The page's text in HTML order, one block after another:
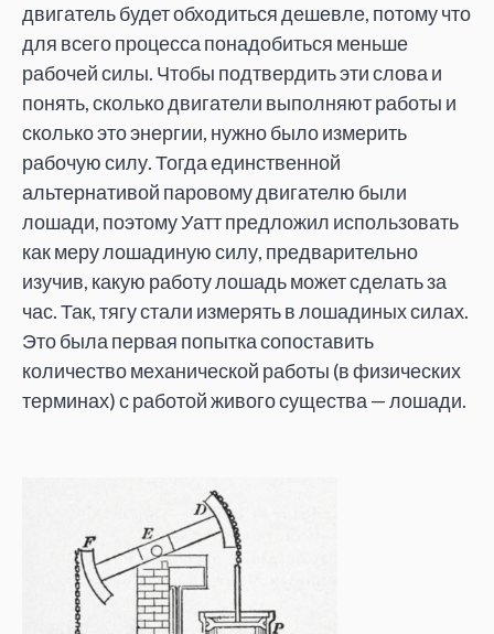
двигатель будет обходиться дешевле, потому что
для всего процесса понадобиться меньше
рабочей силы. Чтобы подтвердить эти слова и
понять, сколько двигатели выполняют работы и
сколько это энергии, нужно было измерить
рабочую силу. Тогда единственной
альтернативой паровому двигателю были
лошади, поэтому Уатт предложил использовать
как меру лошадиную силу, предварительно
изучив, какую работу лошадь может сделать за
час. Так, тягу стали измерять в лошадиных силах.
Это была первая попытка сопоставить
количество механической работы (в физических
терминах) с работой живого существа — лошади.